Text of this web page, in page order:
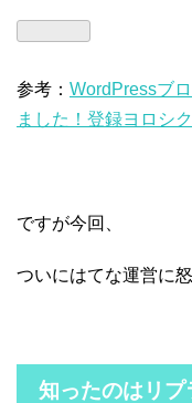
参考： WordPressブ
ました！登録ヨロシク
ですが今回、
ついにはてな運営に
知ったのはリプ